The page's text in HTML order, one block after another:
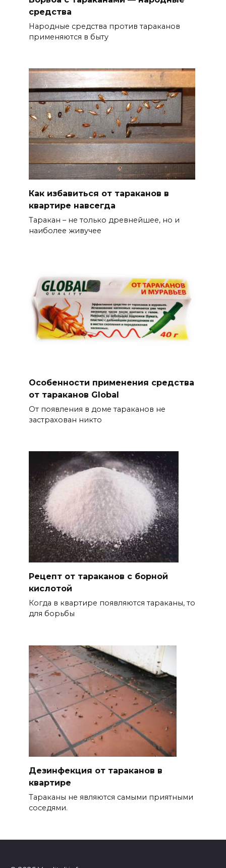
средства
Народные средства против тараканов
применяются в быту
Как избавиться от тараканов в
квартире навсегда
Таракан – не только древнейшее, но и
наиболее живучее
Особенности применения средства
от тараканов Global
От появления в доме тараканов не
застрахован никто
Рецепт от тараканов с борной
кислотой
Когда в квартире появляются тараканы, то
для борьбы
Дезинфекция от тараканов в
квартире
Тараканы не являются самыми приятными
соседями.